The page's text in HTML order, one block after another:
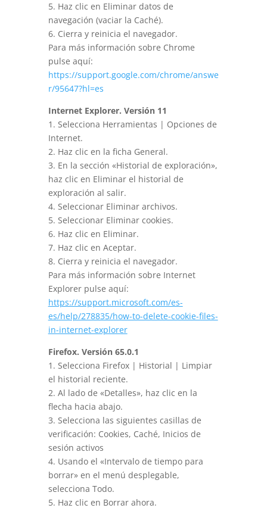
5. Haz clic en Eliminar datos de
navegación (vaciar la Caché).
6. Cierra y reinicia el navegador.
Para más información sobre Chrome
pulse aquí:
https://support.google.com/chrome/answe
r/95647?hl=es
Internet Explorer. Versión 11
1. Selecciona Herramientas | Opciones de
Internet.
2. Haz clic en la ficha General.
3. En la sección «Historial de exploración»,
haz clic en Eliminar el historial de
exploración al salir.
4. Seleccionar Eliminar archivos.
5. Seleccionar Eliminar cookies.
6. Haz clic en Eliminar.
7. Haz clic en Aceptar.
8. Cierra y reinicia el navegador.
Para más información sobre Internet
Explorer pulse aquí:
https://support.microsoft.com/es-
es/help/278835/how-to-delete-cookie-files-
in-internet-explorer
Firefox. Versión 65.0.1
1. Selecciona Firefox | Historial | Limpiar
el historial reciente.
2. Al lado de «Detalles», haz clic en la
flecha hacia abajo.
3. Selecciona las siguientes casillas de
verificación: Cookies, Caché, Inicios de
sesión activos
4. Usando el «Intervalo de tiempo para
borrar» en el menú desplegable,
selecciona Todo.
5. Haz clic en Borrar ahora.